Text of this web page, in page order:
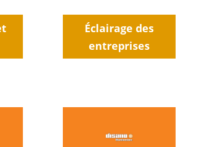
Éclairage des
entreprises